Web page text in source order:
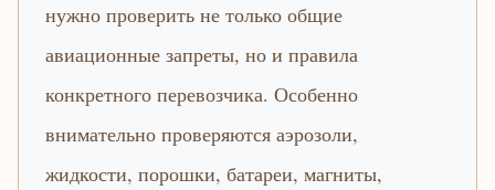
нужно проверить не только общие
авиационные запреты, но и правила
конкретного перевозчика. Особенно
внимательно проверяются аэрозоли,
жидкости, порошки, батареи, магниты,